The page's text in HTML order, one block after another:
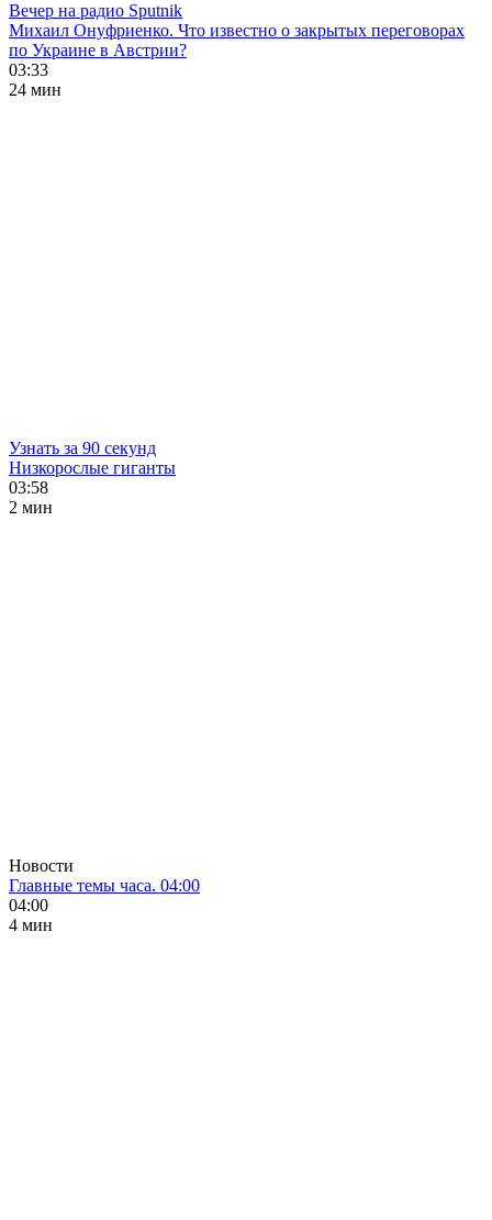
Вечер на радио Sputnik
Михаил Онуфриенко. Что известно о закрытых переговорах
по Украине в Австрии?
03:33
24 мин
Узнать за 90 секунд
Низкорослые гиганты
03:58
2 мин
Новости
Главные темы часа. 04:00
04:00
4 мин